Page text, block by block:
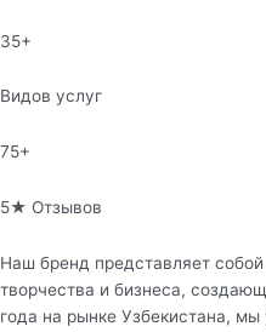
35+
Видов услуг
75+
5★ Отзывов
Наш бренд представляет
творчества и бизнеса,
года на рынке Узбекистана,